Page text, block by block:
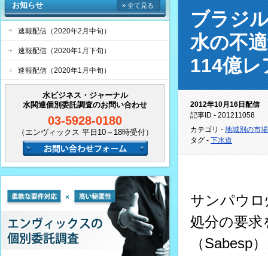
ブラジ
水の不
114億レ
2012年10月16日配信
記事ID - 201211058
カテゴリ - 地域別の市
タグ - 下水道
サンパウロ
処分の要求
（Sabesp
お知らせ » 全て見る
速報配信（2020年2月中旬）
速報配信（2020年1月下旬）
速報配信（2020年1月中旬）
水ビジネス・ジャーナル
水関連個別委託調査のお問い合わせ
03-5928-0180
（エンヴィックス 平日10～18時受付）